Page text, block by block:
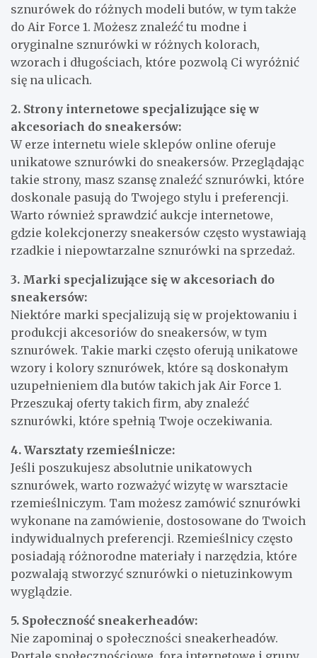
sznurówek do różnych modeli butów, w tym także
do Air Force 1. Możesz znaleźć tu modne i
oryginalne sznurówki w różnych kolorach,
wzorach i długościach, które pozwolą Ci wyróżnić
się na ulicach.
2. Strony internetowe specjalizujące się w
akcesoriach do sneakersów:
W erze internetu wiele sklepów online oferuje
unikatowe sznurówki do sneakersów. Przeglądając
takie strony, masz szansę znaleźć sznurówki, które
doskonale pasują do Twojego stylu i preferencji.
Warto również sprawdzić aukcje internetowe,
gdzie kolekcjonerzy sneakersów często wystawiają
rzadkie i niepowtarzalne sznurówki na sprzedaż.
3. Marki specjalizujące się w akcesoriach do
sneakersów:
Niektóre marki specjalizują się w projektowaniu i
produkcji akcesoriów do sneakersów, w tym
sznurówek. Takie marki często oferują unikatowe
wzory i kolory sznurówek, które są doskonałym
uzupełnieniem dla butów takich jak Air Force 1.
Przeszukaj oferty takich firm, aby znaleźć
sznurówki, które spełnią Twoje oczekiwania.
4. Warsztaty rzemieślnicze:
Jeśli poszukujesz absolutnie unikatowych
sznurówek, warto rozważyć wizytę w warsztacie
rzemieślniczym. Tam możesz zamówić sznurówki
wykonane na zamówienie, dostosowane do Twoich
indywidualnych preferencji. Rzemieślnicy często
posiadają różnorodne materiały i narzędzia, które
pozwalają stworzyć sznurówki o nietuzinkowym
wyglądzie.
5. Społeczność sneakerheadów:
Nie zapominaj o społeczności sneakerheadów.